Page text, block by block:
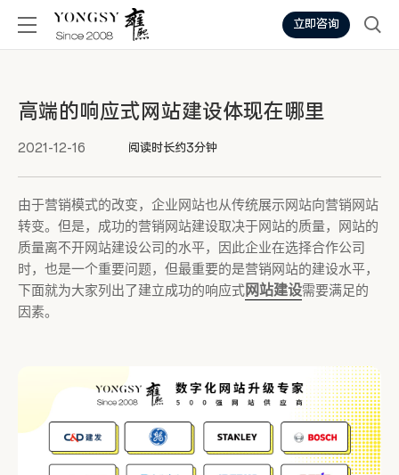
立即咨询
高端的响应式网站建设体现在哪里
2021-12-16 阅读时长约3分钟
由于营销模式的改变，企业网站也从传统展示网站向营销网站
转变。但是，成功的营销网站建设取决于网站的质量，网站的
质量离不开网站建设公司的水平，因此企业在选择合作公司
时，也是一个重要问题，但最重要的是营销网站的建设水平，
下面就为大家列出了建立成功的响应式网站建设需要满足的
因素。